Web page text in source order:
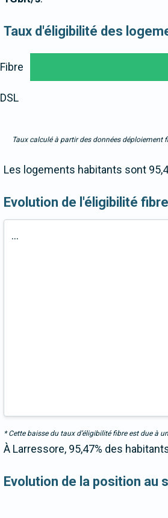
Taux d'éligibilité des
Fibre
DSL
Taux calculé à partir des données déploiement
Les logements habitants sont
Evolution de l'éligibilité
...
* Cette baisse du taux d’éligibilité fibre est due à
À Larressore, 95,47% des
Evolution de la position